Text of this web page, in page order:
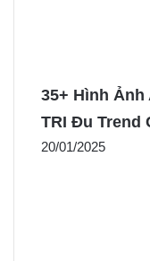
35+ Hình Ảnh
TRI Đu Trend
20/01/2025